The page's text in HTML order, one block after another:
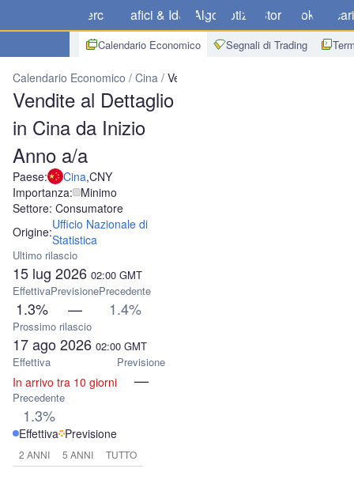
Mercati Grafici & Idee Algo Notizie Store Broker
Calendario Economico Segnali di Trading
Calendario Economico Cina Vendite al Dettaglio in Cina da Inizio
Vendite al Dettaglio
in Cina da Inizio
Anno a/a
Paese: Cina,CNY
Importanza: Minimo
Settore: Consumatore
Origine:Ufficio Nazionale di
Statistica
Ultimo rilascio
15 lug 2026 02:00 GMT
Effettiva
1.3%
Previsione
—
Precedente
1.4%
Prossimo rilascio
17 ago 2026 02:00 GMT
Effettiva
In arrivo tra 10 giorni
Previsione
—
Precedente
1.3%
Effettiva Previsione
2 ANNI 5 ANNI TUTTO